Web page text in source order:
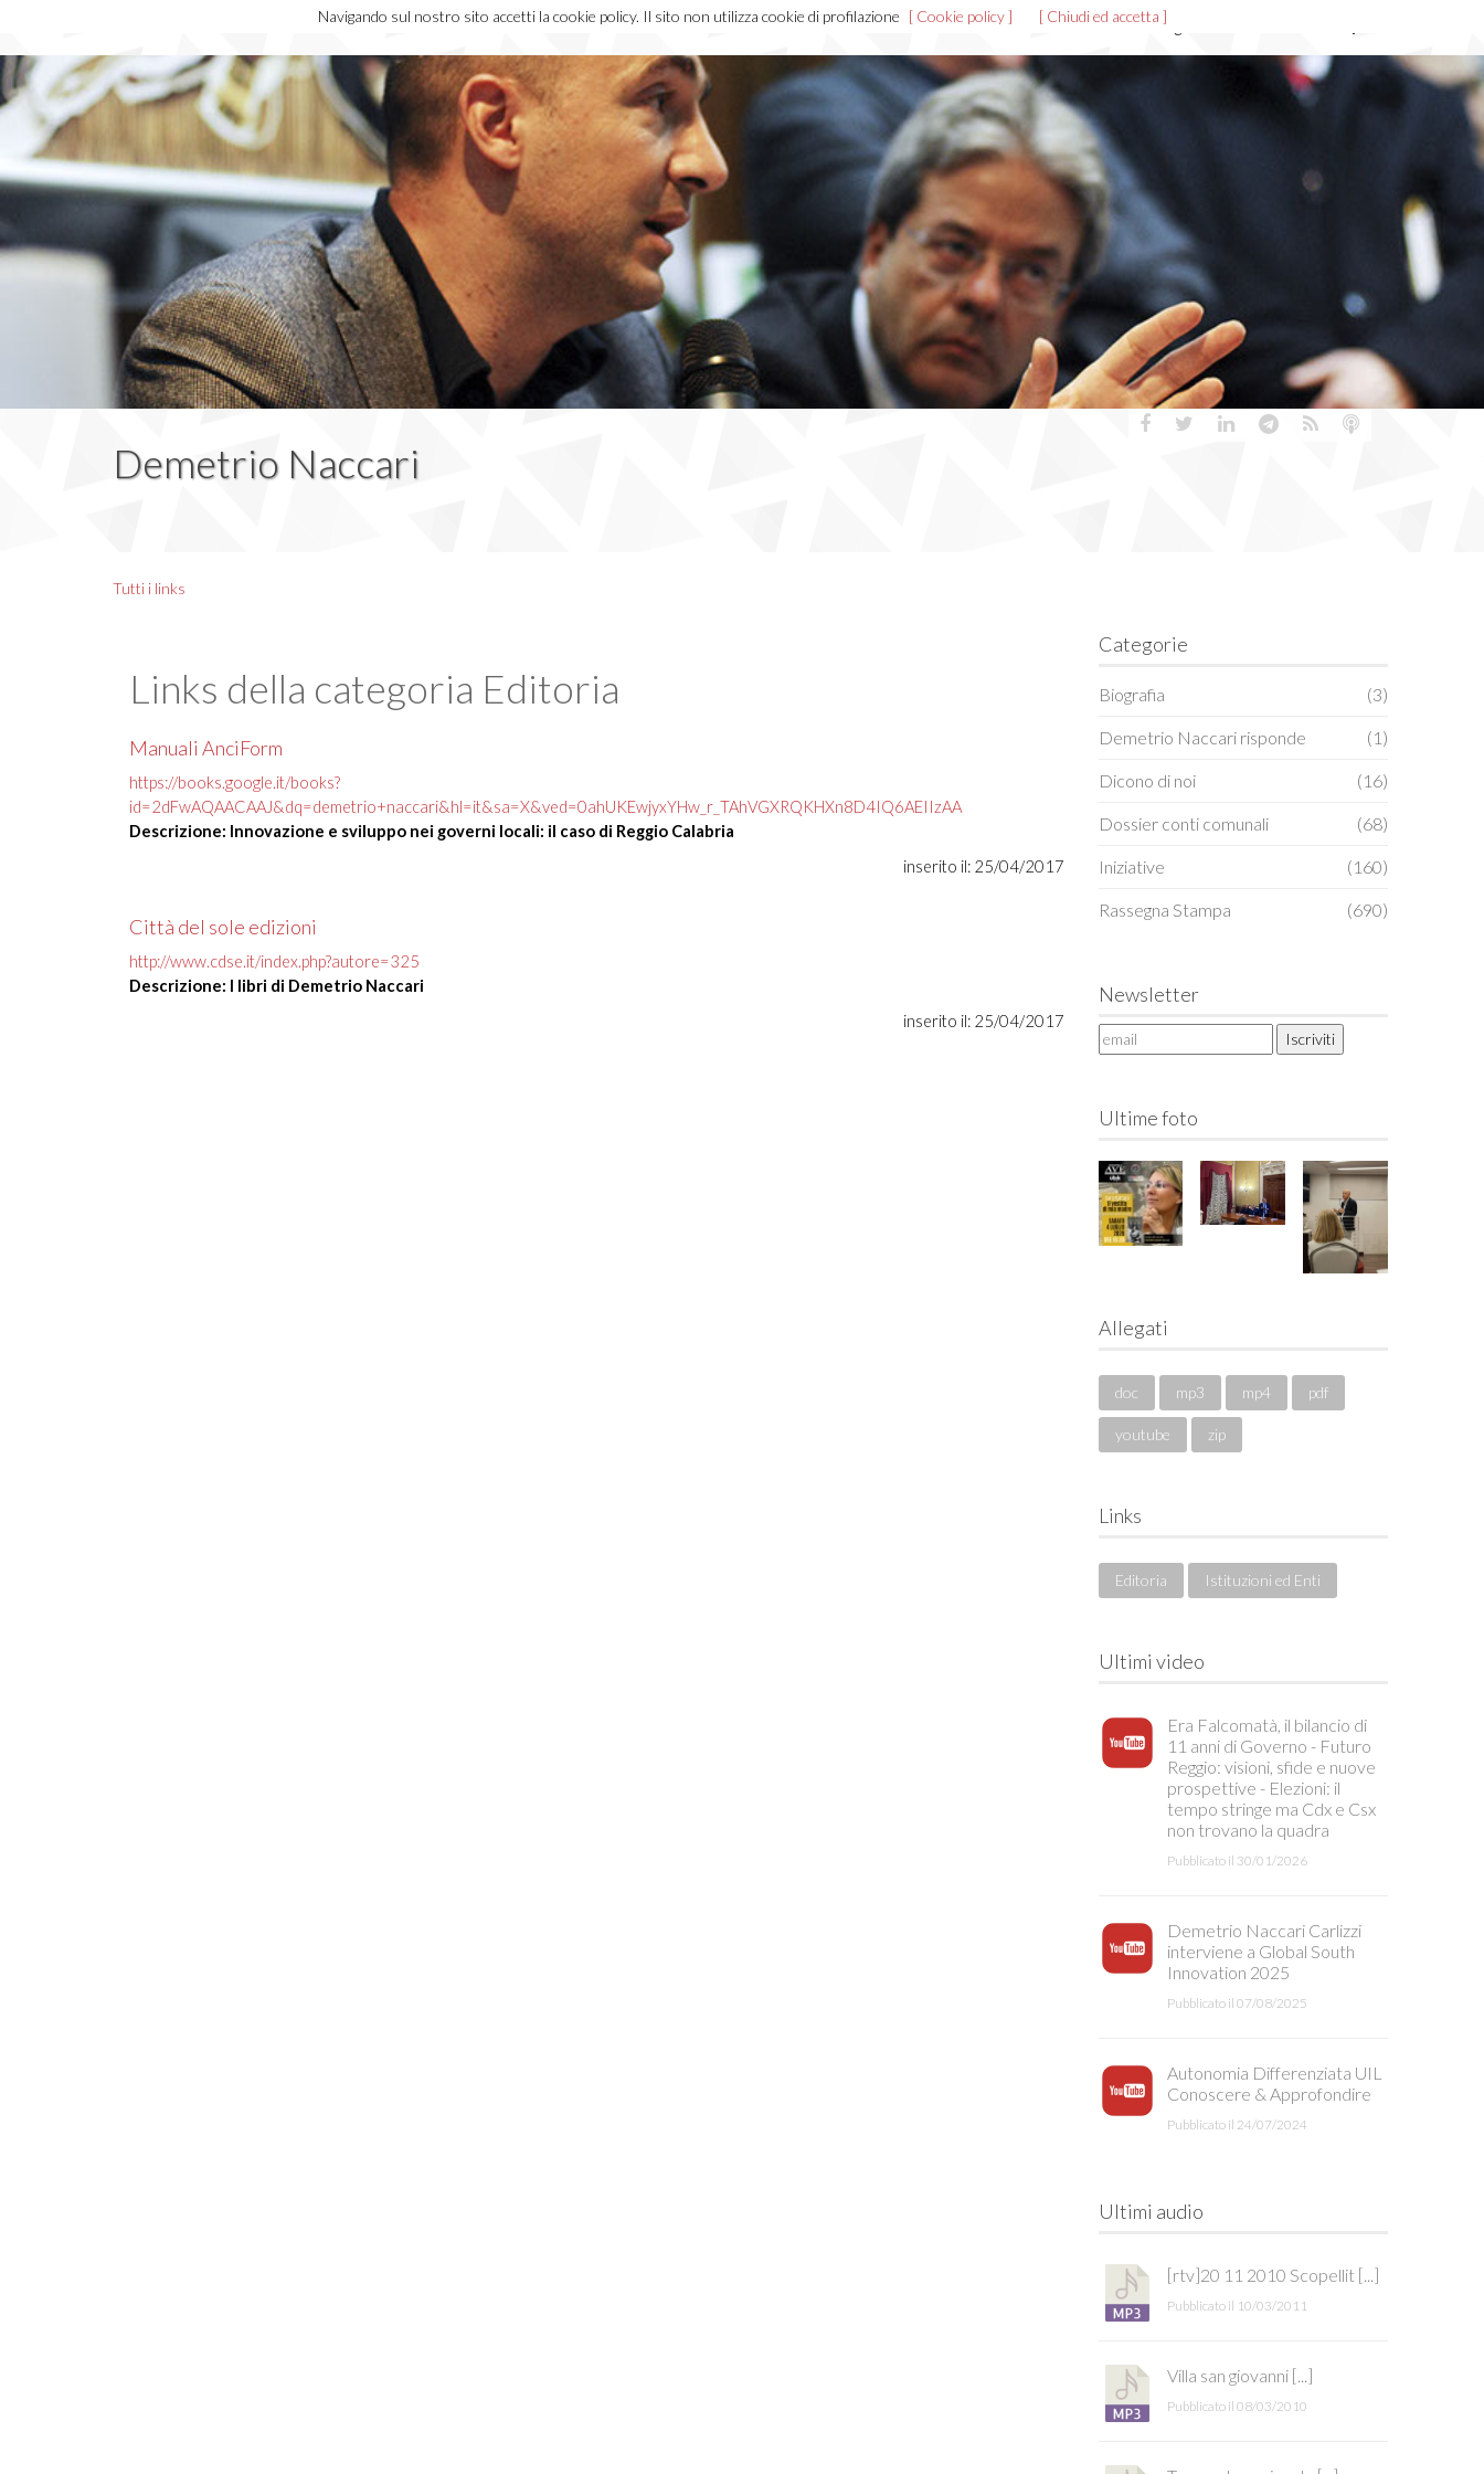
Home Chi sono News ed eventi Allegati
Demetrio Naccari
Tutti i links
Links della categoria Editoria
Manuali AnciForm
https://books.google.it/books?
id=2dFwAQAACAAJ&dq=demetrio+naccari&hl=it&sa=X&ved=0ahUKEwjyxYHw_r_TAhVGXRQKHXn8D4IQ6AEIIzAA
Descrizione: Innovazione e sviluppo nei governi locali: il caso di Reggio Calabria
inserito il: 25/04/2017
Città del sole edizioni
http://www.cdse.it/index.php?autore=325
Descrizione: I libri di Demetrio Naccari
inserito il: 25/04/2017
Categorie
Biografia (3)
Demetrio Naccari risponde (1)
Dicono di noi (16)
Dossier conti comunali (68)
Iniziative (160)
Rassegna Stampa (690)
Newsletter
Ultime foto
Allegati
doc mp3 mp4 pdf
youtube zip
Links
Editoria Istituzioni ed Enti
Ultimi video
Era Falcomatà, il bilancio di
11 anni di Governo - Futuro
Reggio: visioni, sfide e nuove
prospettive - Elezioni: il
tempo stringe ma Cdx e Csx
non trovano la quadra
Pubblicato il 30/01/2026
Demetrio Naccari Carlizzi
interviene a Global South
Innovation 2025
Pubblicato il 07/08/2025
Autonomia Differenziata UIL
Conoscere & Approfondire
Pubblicato il 24/07/2024
Ultimi audio
[rtv]20 11 2010 Scopellit [...]
Pubblicato il 10/03/2011
Villa san giovanni [...]
Pubblicato il 08/03/2010
Navigando sul nostro sito accetti la cookie policy. Il sito non utilizza cookie di profilazione [ Cookie policy ] [ Chiudi ed accetta ]